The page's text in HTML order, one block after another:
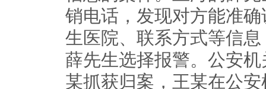
销电话，发现对方能准
生医院、联系方式等信
薛先生选择报警。公安
某抓获归案，王某在公